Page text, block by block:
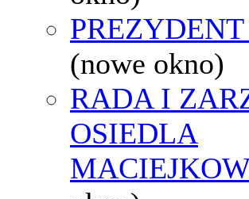
(nowe okno)
RADA I
OSIEDLA